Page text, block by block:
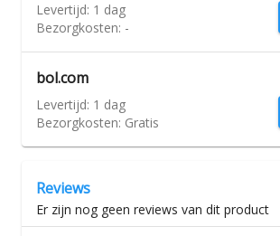
Levertijd: 1 dag
Bezorgkosten: -
bol.com
Levertijd: 1 dag
Bezorgkosten: Gratis
Reviews
Er zijn nog geen reviews van dit product